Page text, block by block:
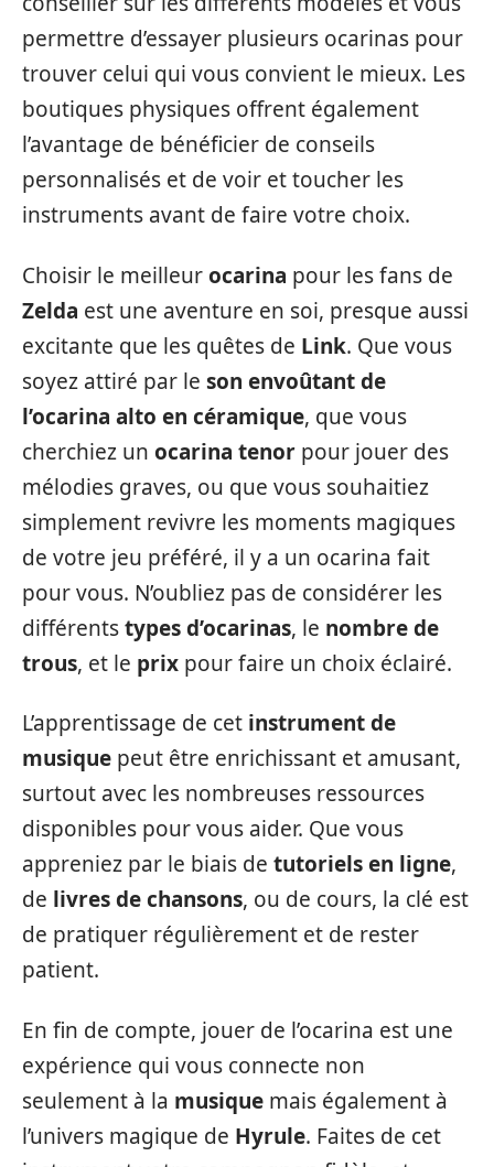
permettre d’essayer plusieurs ocarinas pour
trouver celui qui vous convient le mieux. Les
boutiques physiques offrent également
l’avantage de bénéficier de conseils
personnalisés et de voir et toucher les
instruments avant de faire votre choix.
Choisir le meilleurocarina pour les fans de
Zelda est une aventure en soi, presque aussi
excitante que les quêtes de Link. Que vous
soyez attiré par le son envoûtant de
l’ocarina alto en céramique, que vous
cherchiez un ocarina tenor pour jouer des
mélodies graves, ou que vous souhaitiez
simplement revivre les moments magiques
de votre jeu préféré, il y a un ocarina fait
pour vous. N’oubliez pas de considérer les
différentstypes d’ocarinas, le nombre de
trous, et le prix pour faire un choix éclairé.
L’apprentissage de cet instrument de
musique peut être enrichissant et amusant,
surtout avec les nombreuses ressources
disponibles pour vous aider. Que vous
appreniez par le biais de tutoriels en ligne,
de livres de chansons, ou de cours, la clé est
de pratiquer régulièrement et de rester
patient.
En fin de compte, jouer de l’ocarina est une
expérience qui vous connecte non
seulement à la musique mais également à
l’univers magique de Hyrule. Faites de cet